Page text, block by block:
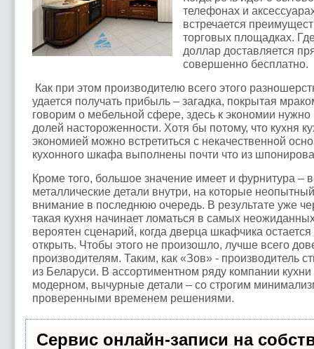
телефонах и
встречается
торговых площадках.
доллар доставляется
совершенно бесплатно.
Как при этом производителю всего этого
удается получать прибыль – загадка, покрытая
говорим о мебельной сфере, здесь к экономии нужно
долей настороженности. Хотя бы потому, что кухня
экономией можно встретиться с некачественной
кухонного шкафа выполнены почти что из
Кроме того, большое значение имеет и фурнитура –
металлические детали внутри, на которые
внимание в последнюю очередь. В результате уже
такая кухня начинает ломаться в самых
вероятен сценарий, когда дверца шкафчика
открыть. Чтобы этого не произошло, лучше всего
производителям. Таким, как «Зов» - производитель
из Беларуси. В ассортиментном ряду компании кухни
модерном, вычурные детали – со строгим
проверенными временем решениями.
Сервис онлайн-записи на